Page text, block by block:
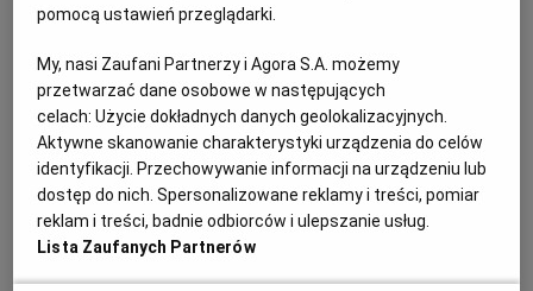
POZNAŃ
RADOM
RYBNIK
PODRÓŻE
WIDEO
FORUM
Wegańskie kotleciki z fasoli i pieczarek
podawane z mizerią z ogórka i kalarepy -
składniki:
Kotleciki:
1/4 cebuli
pomocą ustawień przeglądarki.
My, nasi Zaufani Partnerzy i Agora S.A. możemy
przetwarzać dane osobowe w następujących
celach:Użycie dokładnych danych geolokalizacyjnych.
Aktywne skanowanie charakterystyki urządzenia do celów
identyfikacji. Przechowywanie informacji na urządzeniu lub
dostęp do nich. Spersonalizowane reklamy i treści, pomiar
reklam i treści, badnie odbiorców i ulepszanie usług.
Lista Zaufanych Partnerów